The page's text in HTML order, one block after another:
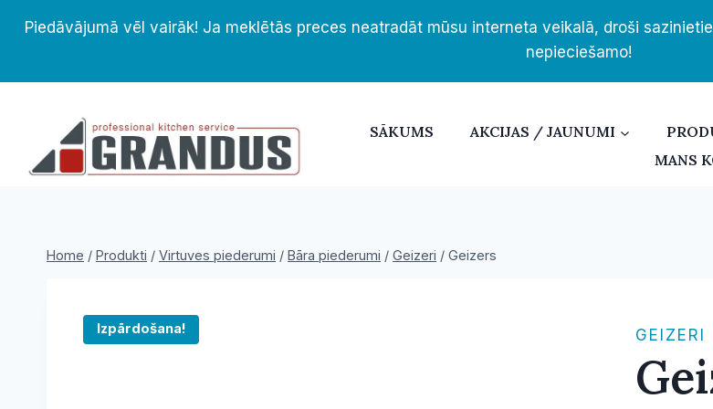
Piedāvājumā vēl vairāk! Ja meklētās preces neatradāt mūsu interneta veikalā, droši
nepieciešamo!
SĀKUMS
AKCIJAS / JAUNUMI
MANS
Home / Produkti / Virtuves piederumi / Bāra piederumi / Geizeri / Geizers
Izpārdošana! GEIZERI